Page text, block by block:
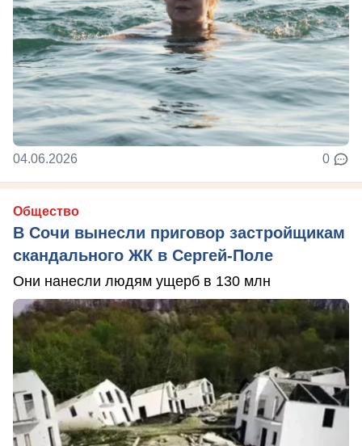
04.06.2026 0
Общество
В Сочи вынесли приговор застройщикам
скандального ЖК в Сергей-Поле
Они нанесли людям ущерб в 130 млн